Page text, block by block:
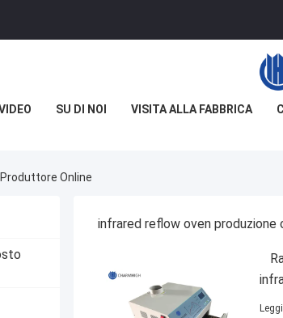
SU DI NOI VISITA ALLA FABBRICA
Online
infrared reflow oven produzione